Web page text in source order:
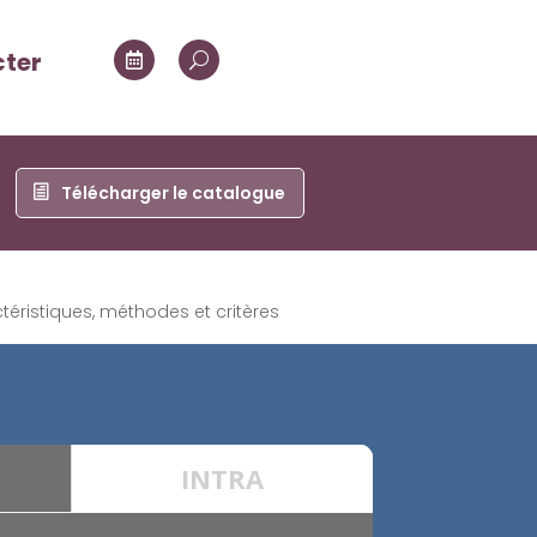
 U
Télécharger le catalogue
méthodes et critères
INTRA